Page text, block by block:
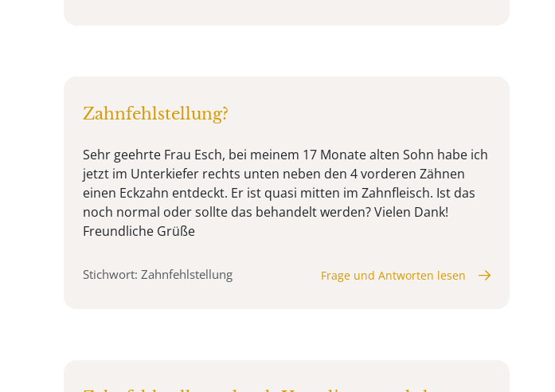
Zahnfehlstellung?
Sehr geehrte Frau Esch, bei meinem 17 Monate alten Sohn habe ich
jetzt im Unterkiefer rechts unten neben den 4 vorderen Zähnen
einen Eckzahn entdeckt. Er ist quasi mitten im Zahnfleisch. Ist das
noch normal oder sollte das behandelt werden? Vielen Dank!
Freundliche Grüße
Stichwort: Zahnfehlstellung Frage und Antworten lesen